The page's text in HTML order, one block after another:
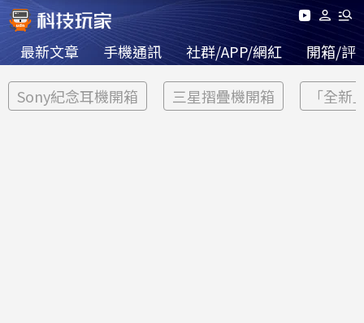
最新文章 手機通訊 社群/APP/網紅 開箱/評
Sony紀念耳機開箱 三星摺疊機開箱 「全新